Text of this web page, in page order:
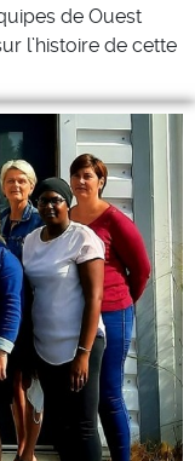
de Ouest
l’histoire de cette